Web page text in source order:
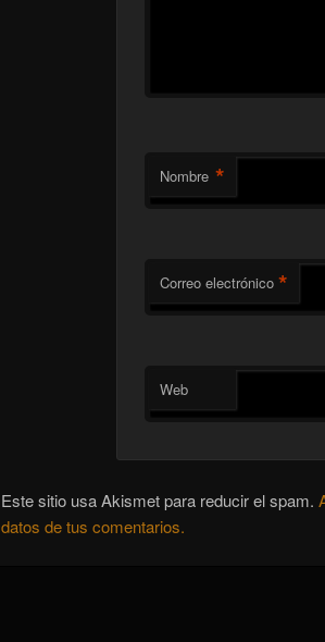
Nombre *
Correo electrónico *
Web
Este sitio usa Akismet para reducir el spam.
datos de tus comentarios.